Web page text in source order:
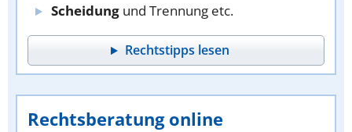
Scheidung und Trennung etc.
Rechtstipps lesen
Rechtsberatung online